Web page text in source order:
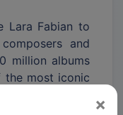
×
Lara Fabian to
and
million albums
the most iconic